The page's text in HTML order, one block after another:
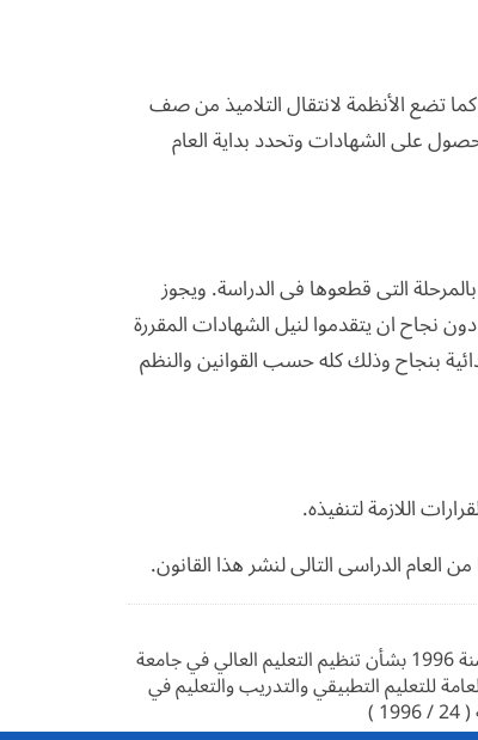
كما تضع الأنظمة لانتقال التلاميذ من صف
على الشهادات وتحدد بداية العام
التى قطعوها فى الدراسة. ويجوز
دون نجاح ان يتقدموا لنيل الشهادات المقررة
بنجاح وذلك كله حسب القوانين والنظم
اللازمة لتنفيذه.
العام الدراسى التالى لنشر هذا القانون.
قانون رقم 24 لسنة 1996 بشأن تنظيم التعليم العالي في جامعة
للتعليم التطبيقي والتدريب والتعليم في
)